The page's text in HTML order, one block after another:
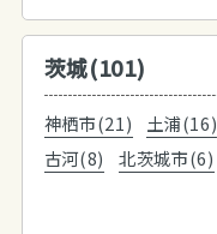
茨城(101)
神栖市(21) 土浦(16)
古河(8)
北茨城市(6)